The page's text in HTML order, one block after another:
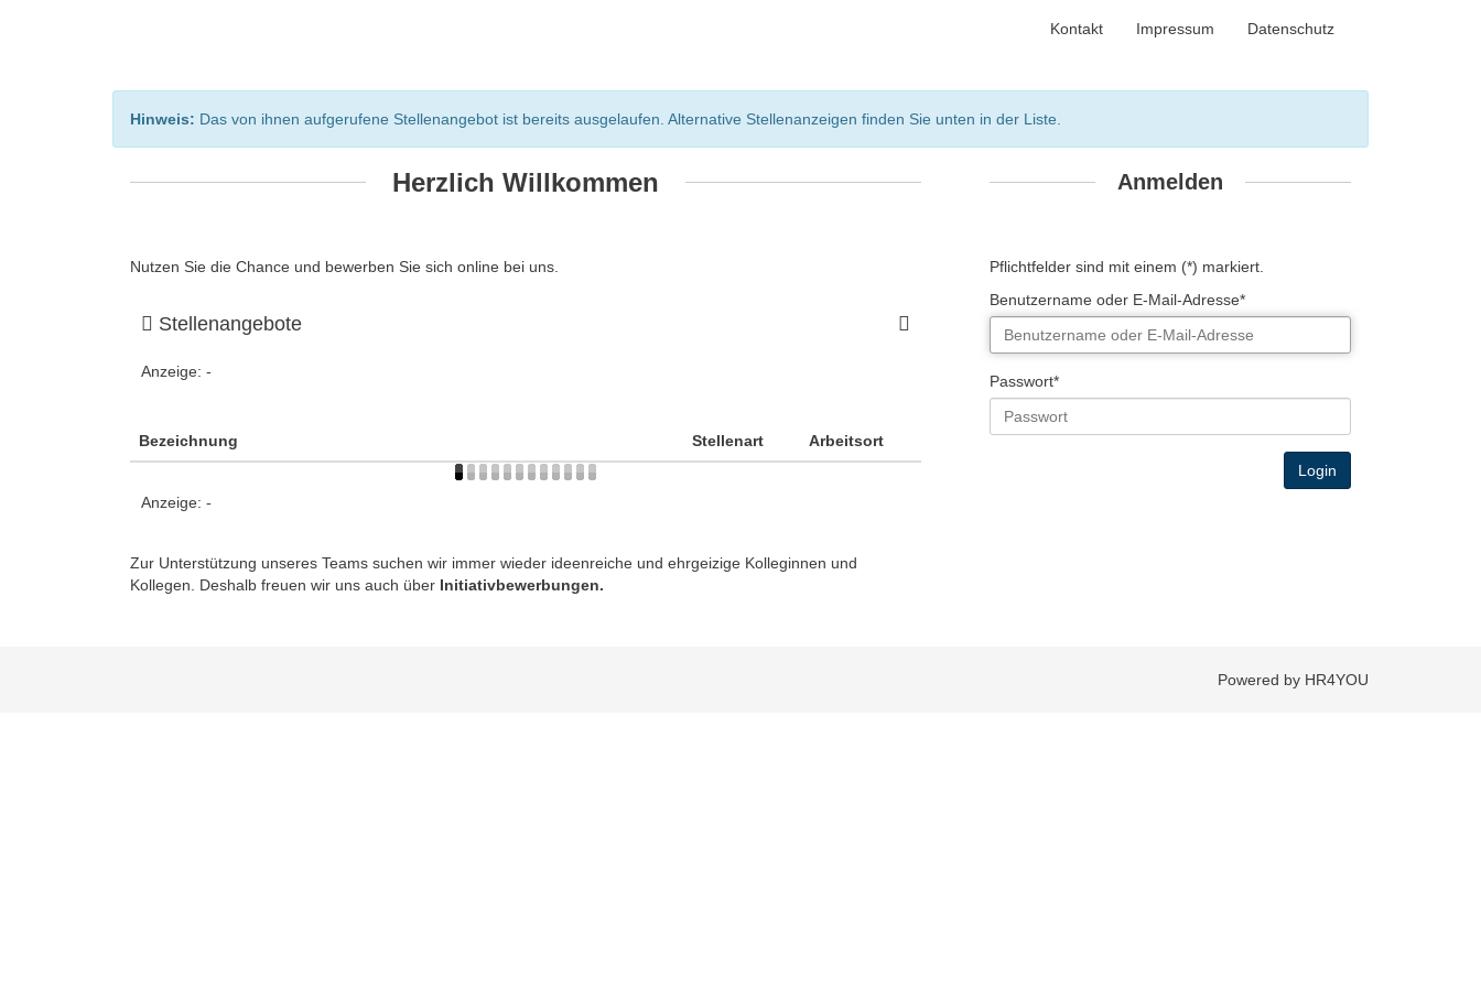
Kontakt Impressum Datenschutz
Hinweis: Das von ihnen aufgerufene Stellenangebot ist bereits ausgelaufen. Alternative Stellenanzeigen finden Sie unten in der Liste.
Herzlich Willkommen
Nutzen Sie die Chance und bewerben Sie sich online bei uns.
Stellenangebote
Anzeige: -
Bezeichnung Stellenart Arbeitsort
Anzeige: -
Zur Unterstützung unseres Teams suchen wir immer wieder ideenreiche und ehrgeizige Kolleginnen und
Kollegen. Deshalb freuen wir uns auch über Initiativbewerbungen.
Anmelden
Pflichtfelder sind mit einem (*) markiert.
Benutzername oder E-Mail-Adresse*
Passwort*
Powered by HR4YOU